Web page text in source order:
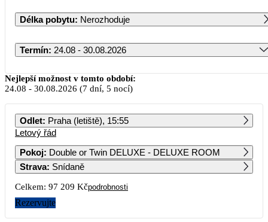
Délka pobytu: Nerozhoduje
Termín: 24.08 - 30.08.2026
Srpen 2026
PO ÚT ST ČT PÁ SO NE
3 4 9
10
Nejlepší možnost v tomto období:
24.08 - 30.08.2026 (7 dní, 5 nocí)
Odlet: Praha (letiště), 15:55
Letový řád
Pokoj: Double or Twin DELUXE - DELUXE ROOM
Strava: Snídaně
Celkem: 97 209 Kčpodrobnosti
Rezervujte